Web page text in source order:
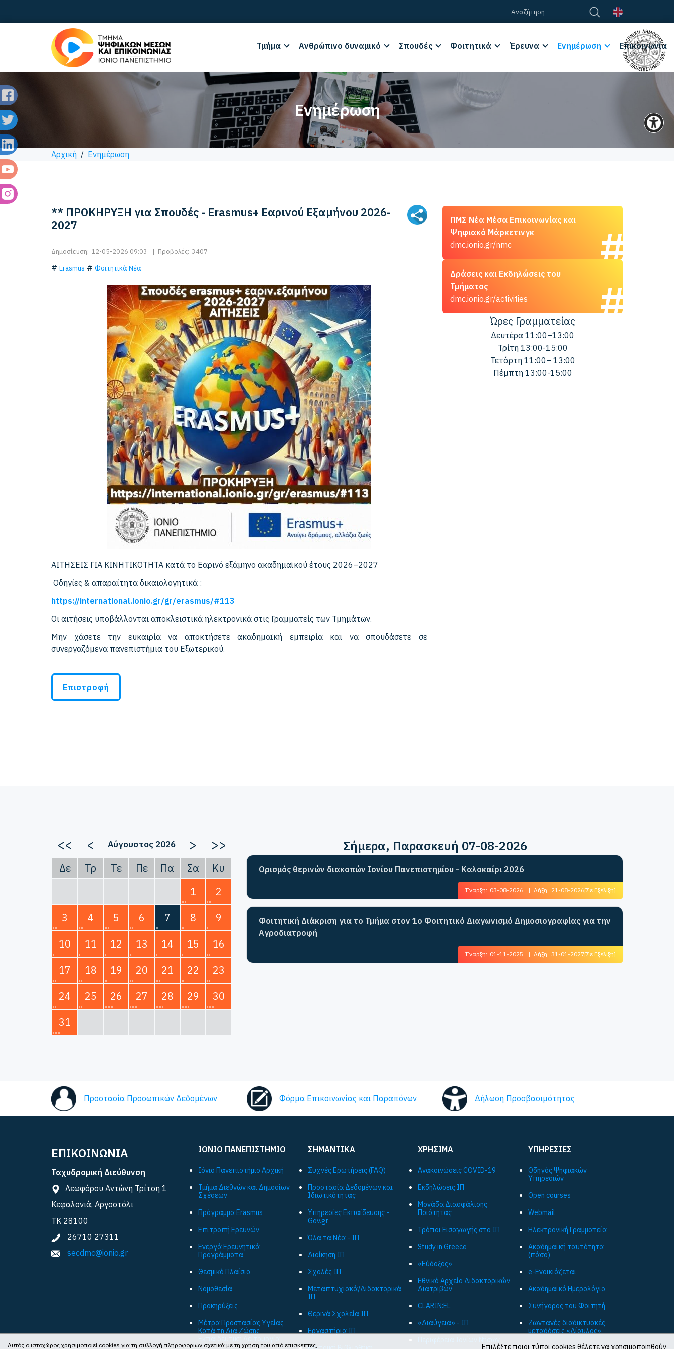
Τμήμα Ανθρώπινο δυναμικό Σπουδές Φοιτητικά Έρευνα Ενημέρωση Επικοινωνία
Ενημέρωση
Αρχική / Ενημέρωση
** ΠΡΟΚΗΡΥΞΗ για Σπουδές - Erasmus+ Εαρινού Εξαμήνου 2026-
2027
Δημοσίευση: 12-05-2026 09:03 | Προβολές: 3407
Erasmus Φοιτητικά Νέα
ΑΙΤΗΣΕΙΣ ΓΙΑ ΚΙΝΗΤΙΚΟΤΗΤΑ κατά το Εαρινό εξάμηνο ακαδημαϊκού έτους 2026–2027
Οδηγίες & απαραίτητα δικαιολογητικά :
https://international.ionio.gr/gr/erasmus/#113
Οι αιτήσεις υποβάλλονται αποκλειστικά ηλεκτρονικά στις Γραμματείς των Τμημάτων.
Μην χάσετε την ευκαιρία να αποκτήσετε ακαδημαϊκή εμπειρία και να σπουδάσετε σε
συνεργαζόμενα πανεπιστήμια του Εξωτερικού.
Επιστροφή
ΠΜΣ Νέα Μέσα Επικοινωνίας και
Ψηφιακό Μάρκετινγκ
dmc.ionio.gr/nmc
Δράσεις και Εκδηλώσεις του
Τμήματος
dmc.ionio.gr/activities
Ώρες Γραμματείας
Δευτέρα 11:00–13:00
Τρίτη 13:00-15:00
Τετάρτη 11:00– 13:00
Πέμπτη 13:00-15:00
<< < Αύγουστος 2026 > >>
Δε Τρ Τε Πε Πα Σα
Κυ
1
2
3
4 5 6 7 8
9
10
11 12 13 14 15
16
17
18 19 20 21 22
23
24
25 26 27 28 29
30
31
Σήμερα, Παρασκευή 07-08-2026
Ορισμός θερινών διακοπών Ιονίου Πανεπιστημίου - Καλοκαίρι 2026
Έναρξη: 03-08-2026 | Λήξη: 21-08-2026[Σε Εξέλιξη]
Φοιτητική Διάκριση για το Τμήμα στον 1ο Φοιτητικό Διαγωνισμό Δημοσιογραφίας για την
Αγροδιατροφή
Έναρξη: 01-11-2025 | Λήξη: 31-01-2027[Σε Εξέλιξη]
Προστασία Προσωπικών Δεδομένων Φόρμα Επικοινωνίας και Παραπόνων Δήλωση Προσβασιμότητας
ΕΠΙΚΟΙΝΩΝΙΑ
Ταχυδρομική Διεύθυνση
Λεωφόρου Αντώνη Τρίτση 1
Κεφαλονιά, Αργοστόλι
ΤΚ 28100
26710 27311
secdmc@ionio.gr
ΙΟΝΙΟ ΠΑΝΕΠΙΣΤΗΜΙΟ
Ιόνιο Πανεπιστήμιο Αρχική
Τμήμα Διεθνών και Δημοσίων
Σχέσεων
Πρόγραμμα Εrasmus
Επιτροπή Ερευνών
Ενεργά Ερευνητικά
Προγράμματα
Θεσμικό Πλαίσιο
Νομοθεσία
Προκηρύξεις
Μέτρα Προστασίας Υγείας
Κατά τη Δια Ζώσης
ΣΗΜΑΝΤΙΚΑ
Συχνές Ερωτήσεις (FAQ)
Προστασία Δεδομένων και
Ιδιωτικότητας
Υπηρεσίες Εκπαίδευσης -
Gov.gr
Όλα τα Νέα - ΙΠ
Διοίκηση ΙΠ
Σχολές ΙΠ
Μεταπτυχιακά/Διδακτορικά
ΙΠ
Θερινά Σχολεία ΙΠ
Εργαστήρια ΙΠ
ΧΡΗΣΙΜΑ
Ανακοινώσεις COVID-19
Εκδηλώσεις ΙΠ
Μονάδα Διασφάλισης
Ποιότητας
Τρόποι Εισαγωγής στο ΙΠ
Study in Greece
«Εύδοξος»
Εθνικό Αρχείο Διδακτορικών
Διατριβών
CLARIN:EL
«Διαύγεια» - ΙΠ
ΥΠΗΡΕΣΙΕΣ
Οδηγός Ψηφιακών
Υπηρεσιών
Open courses
Webmail
Ηλεκτρονική Γραμματεία
Ακαδημαϊκή ταυτότητα
(πάσο)
e-Ενοικιάζεται
Ακαδημαϊκό Ημερολόγιο
Συνήγορος του Φοιτητή
Ζωντανές διαδικτυακές
μεταδόσεις «Δίαυλος»
Αυτός ο ιστοχώρος χρησιμοποιεί cookies για τη συλλογή πληροφοριών σχετικά με τη χρήση του από επισκέπτες, Επιλέξτε ποιοι τύποι cookies θέλετε να χρησιμοποιηθούν